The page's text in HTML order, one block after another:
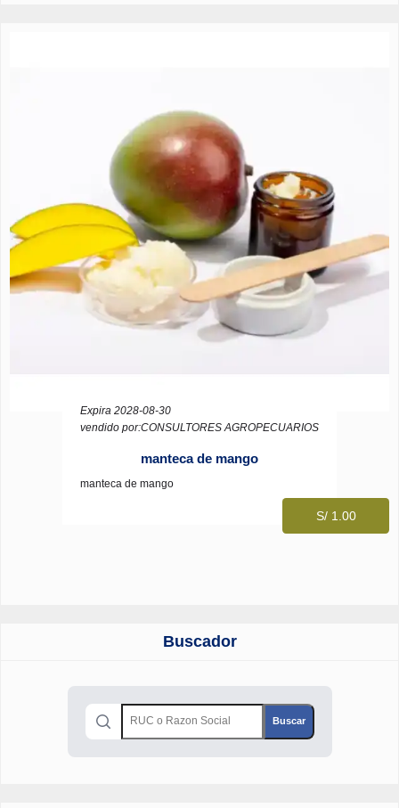
Expira 2028-08-30
vendido por:CONSULTORES AGROPECUARIOS
manteca de mango
manteca de mango
S/ 1.00
Buscador